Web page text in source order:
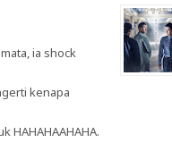
ia shock
kenapa
HAHAHAAHAHA.